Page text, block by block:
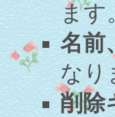
ます
名前
なり
削除